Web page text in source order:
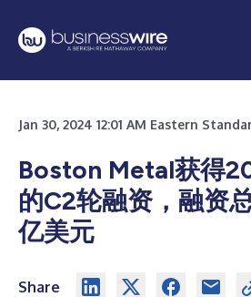
Jan 30, 2024 12:01 AM Eastern
Boston Metal获得
的C2轮融资，融资
亿美元
Share